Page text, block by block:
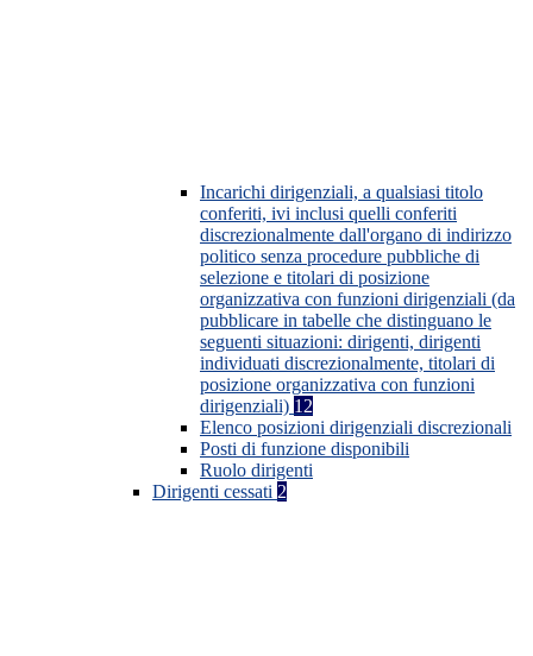
Incarichi dirigenziali, a qualsiasi titolo
conferiti, ivi inclusi quelli conferiti
discrezionalmente dall'organo di indirizzo
politico senza procedure pubbliche di
selezione e titolari di posizione
organizzativa con funzioni dirigenziali (da
pubblicare in tabelle che distinguano le
seguenti situazioni: dirigenti, dirigenti
individuati discrezionalmente, titolari di
posizione organizzativa con funzioni
dirigenziali) 12
Elenco posizioni dirigenziali discrezionali
Posti di funzione disponibili
Ruolo dirigenti
Dirigenti cessati 2